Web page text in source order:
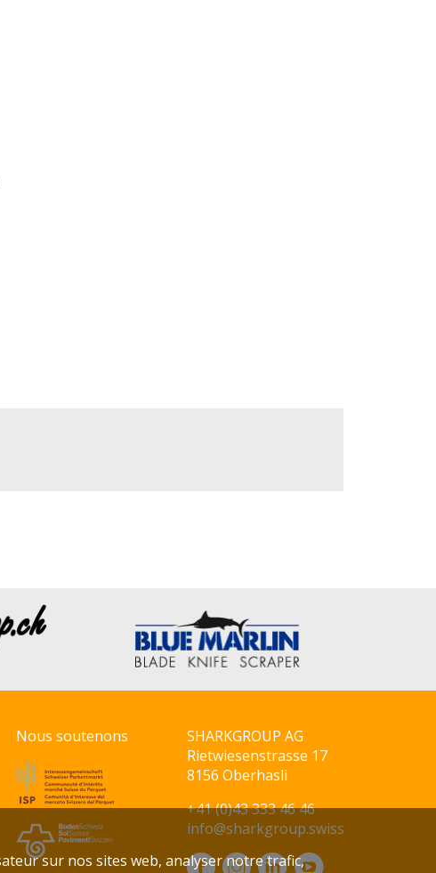
Nous soutenons
SHARKGROUP AG
Rietwiesenstrasse 17
8156 Oberhasli
+41 (0)43 333 46 46
info@sharkgroup.swiss
sur nos sites web, analyser notre trafic,